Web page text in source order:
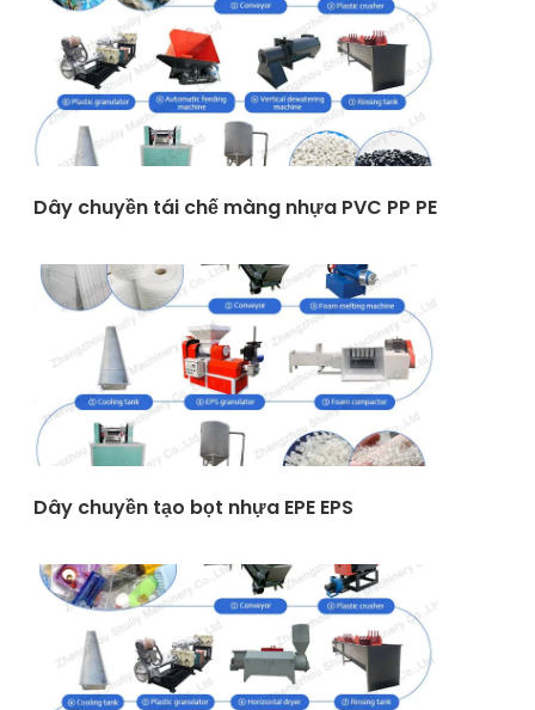
Dây chuyền tái chế màng nhựa PVC PP PE
Dây chuyền tạo bọt nhựa EPE EPS